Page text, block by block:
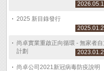
2025 新目錄發行
尚卓實業重啟正向循環 - 無家者自
計劃
尚卓公司2021新冠病毒防疫說明